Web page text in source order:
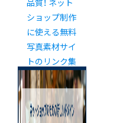
品質！ ネット
ショップ制作
に使える無料
写真素材サイ
トのリンク集